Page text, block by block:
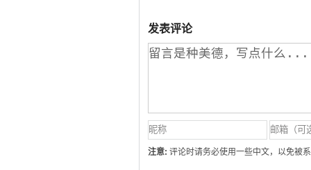
发表评论
注意: 评论时请务必使用一些中文，以免被